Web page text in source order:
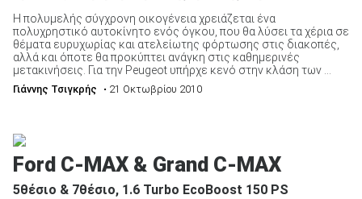
Η πολυμελής σύγχρονη οικογένεια χρειάζεται ένα
πολυχρηστικό αυτοκίνητο ενός όγκου, που θα λύσει τα χέρια σε
θέματα ευρυχωρίας και ατελείωτης φόρτωσης στις διακοπές,
αλλά και όποτε θα προκύπτει ανάγκη στις καθημερινές
μετακινήσεις. Για την Peugeot υπήρχε κενό στην κλάση των ...
Γιάννης Τσιγκρής • 21 Οκτωβρίου 2010
Ford C-MAX & Grand C-MAX
5θέσιο & 7θέσιο, 1.6 Turbo EcoBoost 150 PS